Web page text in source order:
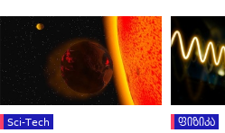
Sci-Tech ფიზიკა